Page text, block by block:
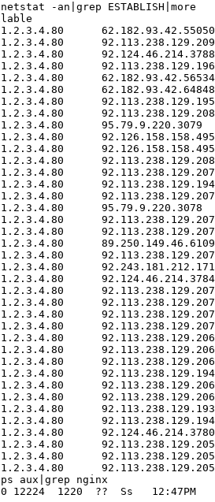
-an|grep ESTABLISH|more
62.182.93.42.55050
92.113.238.129.20928
92.124.46.214.3788
92.113.238.129.19614
62.182.93.42.56534
62.182.93.42.64848
92.113.238.129.19580
92.113.238.129.20842
95.79.9.220.3079
92.126.158.158.49561
92.126.158.158.49560
92.113.238.129.20807
92.113.238.129.20795
92.113.238.129.19495
92.113.238.129.20776
95.79.9.220.3078
92.113.238.129.20775
92.113.238.129.20774
89.250.149.46.61099
92.113.238.129.20760
92.243.181.212.17171
92.124.46.214.3784
92.113.238.129.20735
92.113.238.129.20738
92.113.238.129.20718
92.113.238.129.20708
92.113.238.129.20699
92.113.238.129.20669
92.113.238.129.20666
92.113.238.129.19411
92.113.238.129.20657
92.113.238.129.20633
92.113.238.129.19377
92.113.238.129.19400
92.124.46.214.3780
92.113.238.129.20599
92.113.238.129.20598
92.113.238.129.20587
aux|grep nginx
12224  1220  ??  Ss